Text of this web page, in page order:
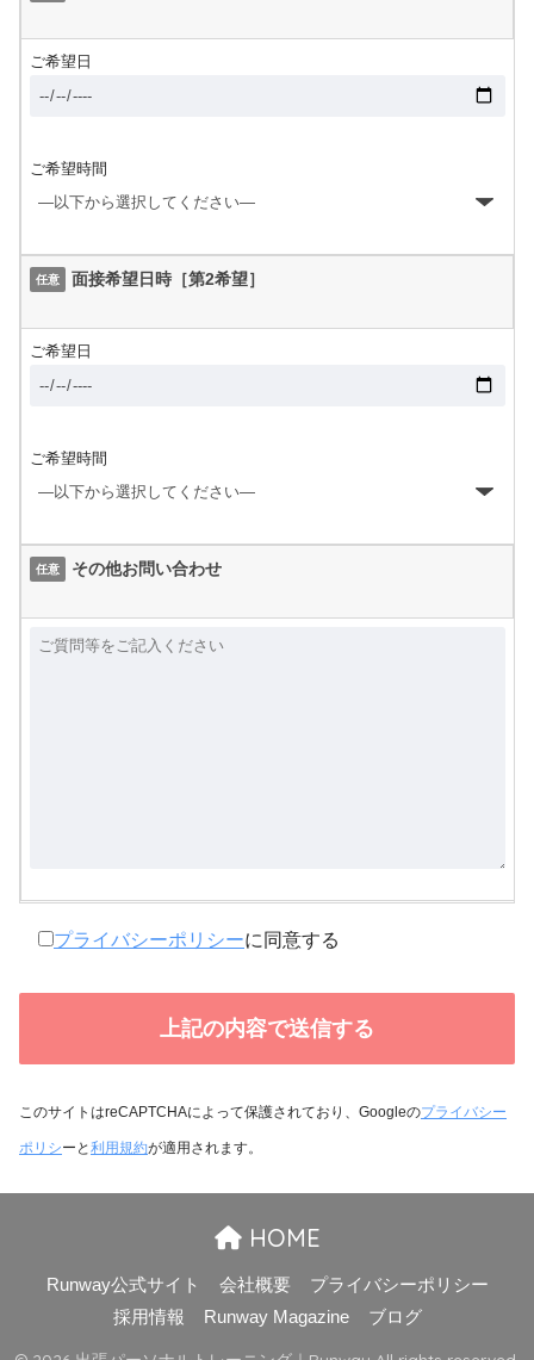
ご希望日
ご希望時間
任意 面接希望日時［第2希望］
ご希望日
ご希望時間
任意 その他お問い合わせ
プライバシーポリシーに同意する
このサイトはreCAPTCHAによって保護されており、Googleのプライバシー
ポリシーと 利用規約が適用されます。
HOME
Runway公式サイト 会社概要
プライバシーポリシー
採用情報
Runway Magazine ブログ